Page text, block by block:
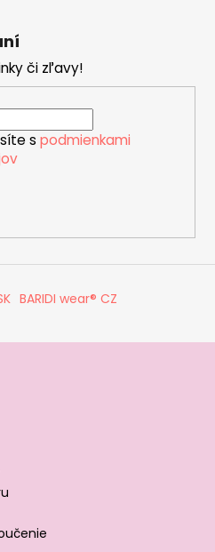
či zľavy!
s podmienkami
BARIDI wear® CZ